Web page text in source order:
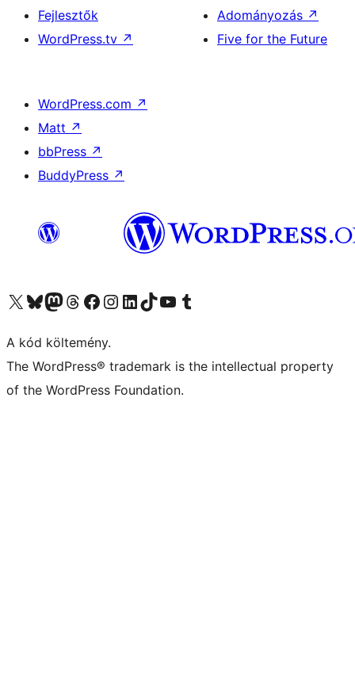
Fejlesztők
WordPress.tv ↗
Adományozás ↗
Five for the Future
WordPress.com ↗
Matt ↗
bbPress ↗
BuddyPress ↗
Visit our X (formerly Twitter) account
Visit our Bluesky account
Twitter csatornánk
Visit our Threads account
Facebook oldalunk megtekintése
Visit our Instagram account
Visit our LinkedIn account
Visit our TikTok account
Visit our YouTube channel
Visit our Tumblr account
A kód költemény.
The WordPress® trademark is the intellectual property
of the WordPress Foundation.